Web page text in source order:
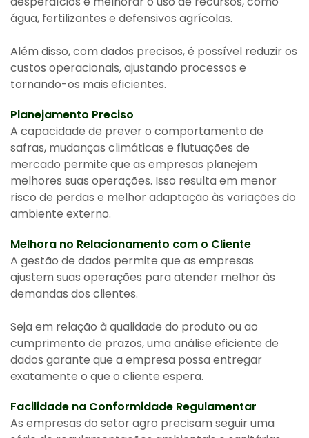
água, fertilizantes e defensivos agrícolas.
Além disso, com dados precisos, é possível reduzir os
custos operacionais, ajustando processos e
tornando-os mais eficientes.
Planejamento Preciso
A capacidade de prever o comportamento de
safras, mudanças climáticas e flutuações de
mercado permite que as empresas planejem
melhores suas operações. Isso resulta em menor
risco de perdas e melhor adaptação às variações do
ambiente externo.
Melhora no Relacionamento com o Cliente
A gestão de dados permite que as empresas
ajustem suas operações para atender melhor às
demandas dos clientes.
Seja em relação à qualidade do produto ou ao
cumprimento de prazos, uma análise eficiente de
dados garante que a empresa possa entregar
exatamente o que o cliente espera.
Facilidade na Conformidade Regulamentar
As empresas do setor agro precisam seguir uma